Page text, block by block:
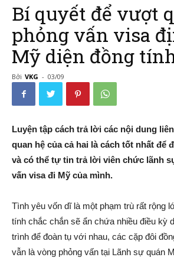
–
Nước
Mỹ
Bí quyết để vượt
phỏng vấn visa
Mỹ diện đồng
Bởi VKG - 03/09
Luyện tập cách trả lời các nội dung
quan hệ của cả hai là cách tốt nhất để
và có thể tự tin trả lời viên chức lãnh
vấn visa đi Mỹ của mình.
Tình yêu vốn dĩ là một phạm trù rất rộng
tính chắc chắn sẽ ẩn chứa nhiều điều kỳ
trình để đoàn tụ với nhau, các cặp đôi
vẫn là vòng phỏng vấn tại Lãnh sự quán